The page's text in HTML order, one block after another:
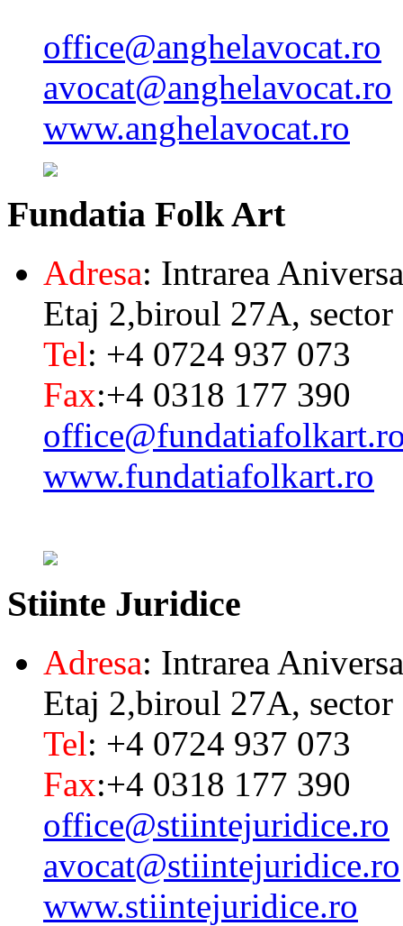
office@anghelavocat.ro
avocat@anghelavocat.ro
www.anghelavocat.ro
Fundatia Folk Art
Adresa: Intrarea
Etaj 2,biroul 27A, sector
Tel: +4 0724 937 073
Fax:+4 0318 177 390
www.fundatiafolkart.ro
Stiinte Juridice
Adresa: Intrarea
Etaj 2,biroul 27A, sector
Tel: +4 0724 937 073
Fax:+4 0318 177 390
office@stiintejuridice.ro
avocat@stiintejuridice.ro
www.stiintejuridice.ro